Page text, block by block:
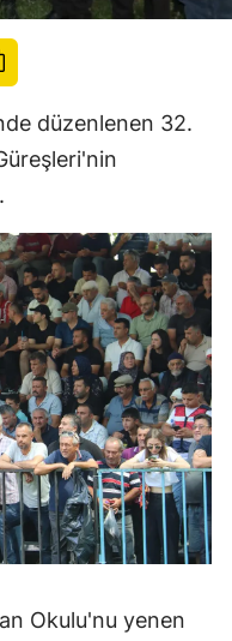
düzenlenen 32.
Okulu'nu yenen